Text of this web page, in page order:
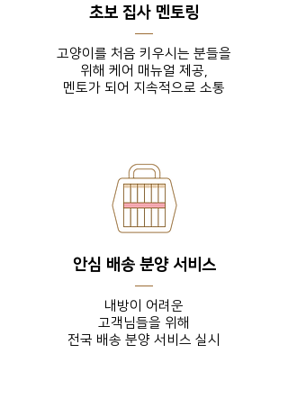
초보 집사 멘토링
고양이를 처음 키우시는 분들을
위해 케어 매뉴얼 제공,
​멘토가 되어 지속적으로 소통
안심 배송 분양 서비스
내방이 어려운
고객님들을 위해
전국 배송 분양 서비스 실시